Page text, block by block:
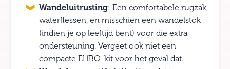
Wandeluitrusting: Een comfortabele rugzak,
waterflessen, en misschien een wandelstok
(indien je op leeftijd bent) voor die extra
ondersteuning. Vergeet ook niet een
compacte EHBO-kit voor het geval dat.